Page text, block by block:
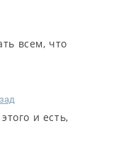
всем, что
и есть,